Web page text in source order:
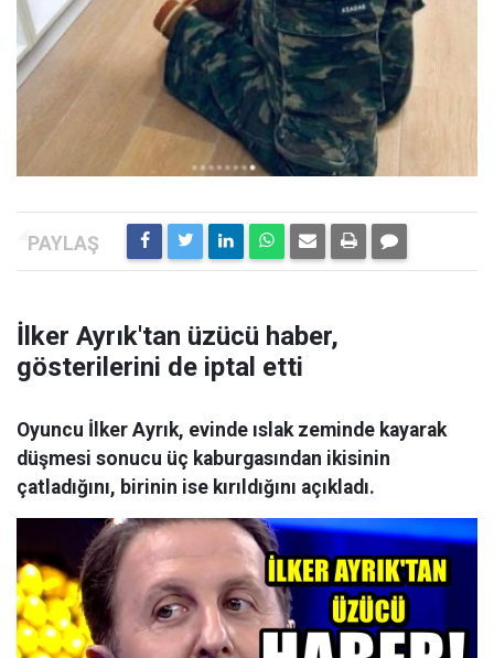
İlker Ayrık'tan üzücü haber,
gösterilerini de iptal etti
Oyuncu İlker Ayrık, evinde ıslak zeminde kayarak
düşmesi sonucu üç kaburgasından ikisinin
çatladığını, birinin ise kırıldığını açıkladı.